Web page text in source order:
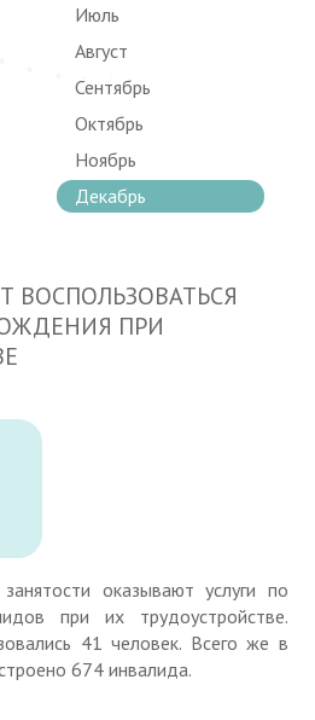
Июль
Август
Сентябрь
Октябрь
Ноябрь
Декабрь
ВОСПОЛЬЗОВАТЬСЯ
ПРИ
оказывают услуги по
при их трудоустройстве.
41 человек. Всего же в
674 инвалида.